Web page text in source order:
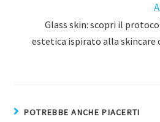
Glass skin: scopri il
estetica ispirato alla skincare
POTREBBE ANCHE PIACERTI